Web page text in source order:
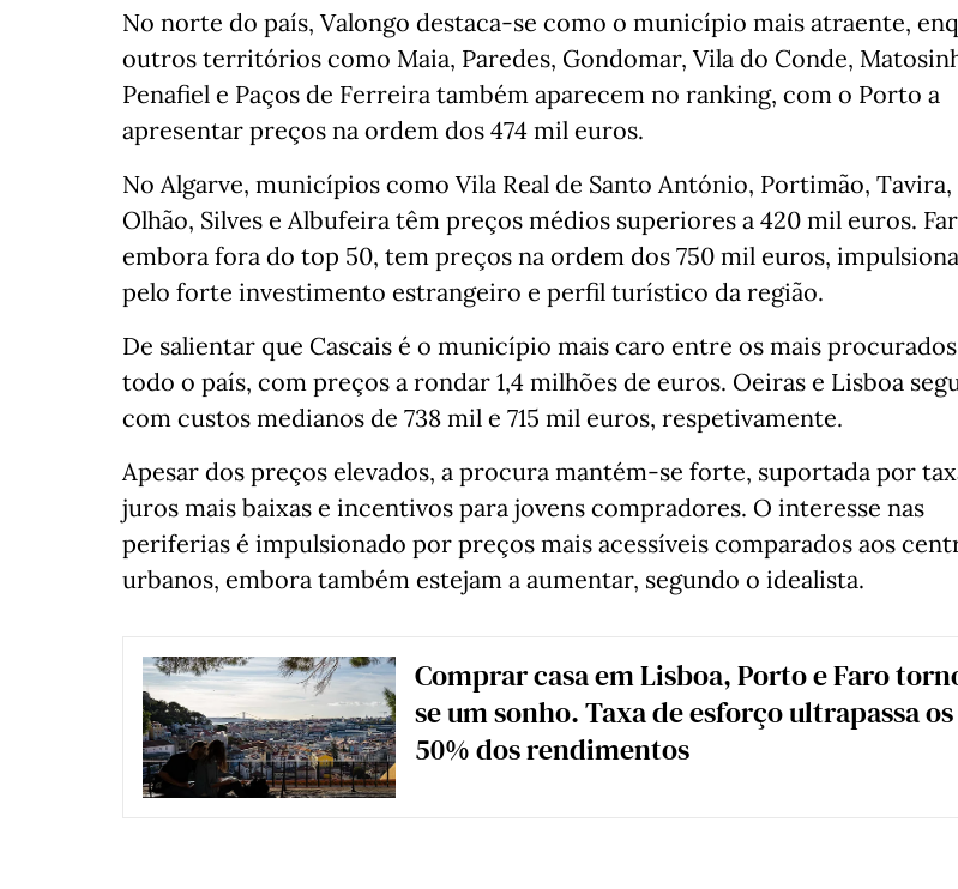
No norte do país, Valongo destaca-se como o município mais atraente,
outros territórios como Maia, Paredes, Gondomar, Vila do Conde,
Penafiel e Paços de Ferreira também aparecem no ranking, com o Porto a
apresentar preços na ordem dos 474 mil euros.
No Algarve, municípios como Vila Real de Santo António, Portimão, Tavira,
Olhão, Silves e Albufeira têm preços médios superiores a 420 mil euros.
embora fora do top 50, tem preços na ordem dos 750 mil euros,
pelo forte investimento estrangeiro e perfil turístico da região.
De salientar que Cascais é o município mais caro entre os mais
todo o país, com preços a rondar 1,4 milhões de euros. Oeiras e Lisboa
com custos medianos de 738 mil e 715 mil euros, respetivamente.
Apesar dos preços elevados, a procura mantém-se forte, suportada por
juros mais baixas e incentivos para jovens compradores. O interesse nas
periferias é impulsionado por preços mais acessíveis comparados aos
urbanos, embora também estejam a aumentar, segundo o idealista.
Comprar casa em Lisboa, Porto e Faro
se um sonho. Taxa de esforço ultrapassa os
50% dos rendimentos